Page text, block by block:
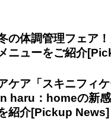
の体調管理フェア
ニューをご紹介
ケア「スキニフィケ
haru：homeの新
紹介